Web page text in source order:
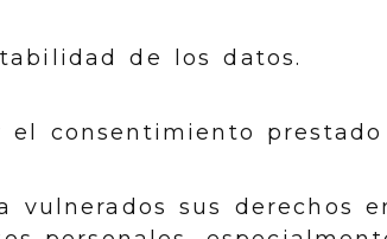
de los datos.
el consentimiento prestado
vulnerados sus derechos